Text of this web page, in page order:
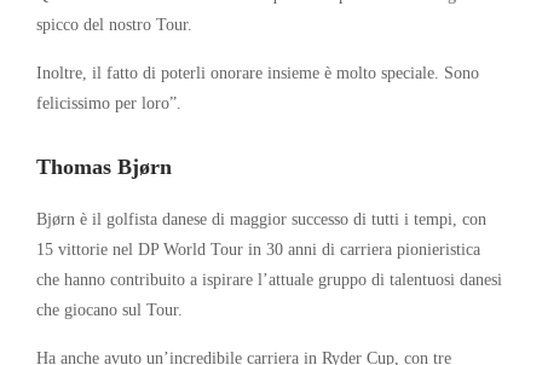
spicco del nostro Tour.
Inoltre, il fatto di poterli onorare insieme è molto speciale. Sono
felicissimo per loro”.
Thomas Bjørn
Bjørn è il golfista danese di maggior successo di tutti i tempi, con
15 vittorie nel DP World Tour in 30 anni di carriera pionieristica
che hanno contribuito a ispirare l’attuale gruppo di talentuosi danesi
che giocano sul Tour.
Ha anche avuto un’incredibile carriera in Ryder Cup, con tre